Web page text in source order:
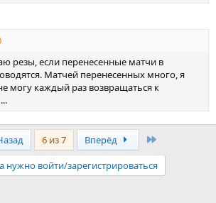
резы, если перенесенные матчи в
Матчей перенесенных много, я
могу каждый раз возвращаться к
6 из 7 Вперёд
нужно войти/зарегистрироваться